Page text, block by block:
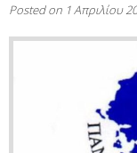
Posted on 1 Απριλίου